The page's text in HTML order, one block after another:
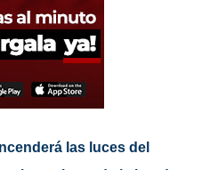
las luces del